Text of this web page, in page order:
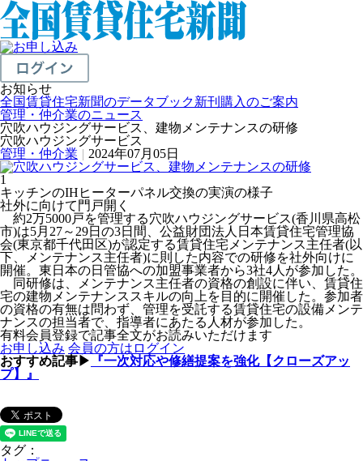
お知らせ
全国賃貸住宅新聞のデータブック新刊購入のご案内
管理・仲介業のニュース
穴吹ハウジングサービス、建物メンテナンスの研修
穴吹ハウジングサービス
管理・仲介業 | 2024年07月05日
1
キッチンのIHヒーターパネル交換の実演の様子
社外に向けて門戸開く
約2万5000戸を管理する穴吹ハウジングサービス(香川県高松
市)は5月27～29日の3日間、公益財団法人日本賃貸住宅管理協
会(東京都千代田区)が認定する賃貸住宅メンテナンス主任者(以
下、メンテナンス主任者)に則した内容での研修を社外向けに
開催。東日本の日管協への加盟事業者から3社4人が参加した。
同研修は、メンテナンス主任者の資格の創設に伴い、賃貸住
宅の建物メンテナンススキルの向上を目的に開催した。参加者
の資格の有無は問わず、管理を受託する賃貸住宅の設備メンテ
ナンスの担当者で、指導者にあたる人材が参加した。
有料会員登録で記事全文がお読みいただけます
お申し込み 会員の方はログイン
おすすめ記事▶
『一次対応や修繕提案を強化【クローズアッ
プ】』
タグ：